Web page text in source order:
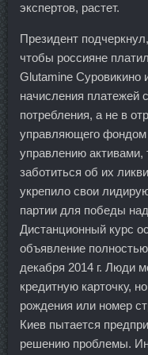
экспертов, растет.
Президент
чтобы россияне
Glutamine Суровикино
начисления платежей
потребления, а не в
управляющего
управлению активами,
заботиться об их
укрепило свои
партии для победы
Дистанционный курс
объявление
декабря 2014 г. Люди
кредитную карточку,
рождения или номер
Киев пытается
решению проблемы.